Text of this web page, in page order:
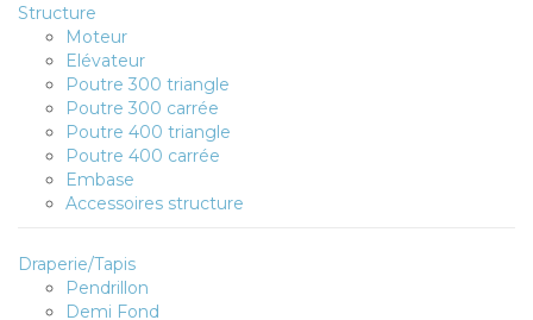
Structure
Moteur
Elévateur
Poutre 300 triangle
Poutre 300 carrée
Poutre 400 triangle
Poutre 400 carrée
Embase
Accessoires structure
Draperie/Tapis
Pendrillon
Demi Fond